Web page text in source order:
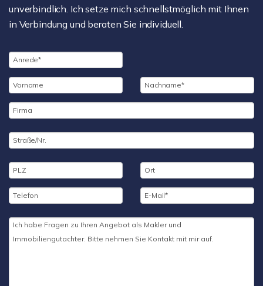
unverbindlich. Ich setze mich schnellstmöglich mit Ihnen
in Verbindung und beraten Sie individuell.